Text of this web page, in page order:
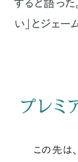
すると語っ
い」とジェ
プレミ
この先は